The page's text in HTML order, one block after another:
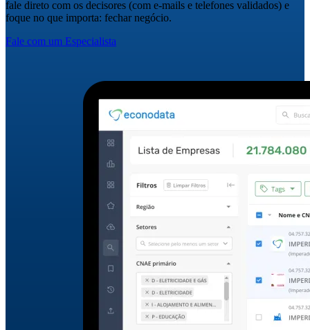
fale direto com os decisores (com e-mails e telefones validados) e
foque no que importa: fechar negócio.
Fale com um Especialista